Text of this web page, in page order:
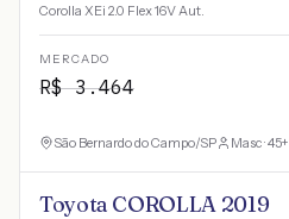
Corolla XEi 2.0 Flex 16V Aut.
MERCADO
R$3.464
São Bernardo do Campo/SP Masc · 45+
Toyota COROLLA 2019